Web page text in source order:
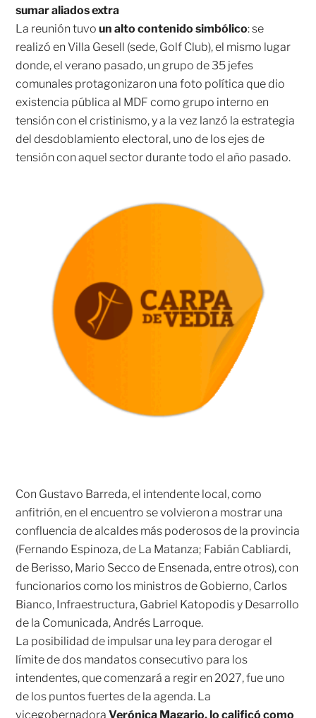
sumar aliados extra
La reunión tuvoun alto contenido simbólico: se
realizó en Villa Gesell (sede, Golf Club), el mismo lugar
donde, el verano pasado, un grupo de 35 jefes
comunales protagonizaron una foto política que dio
existencia pública al MDF como grupo interno en
tensión con el cristinismo, y a la vez lanzó la estrategia
del desdoblamiento electoral, uno de los ejes de
tensión con aquel sector durante todo el año pasado.
Con Gustavo Barreda, el intendente local, como
anfitrión, en el encuentro se volvieron a mostrar una
confluencia de alcaldes más poderosos de la provincia
(Fernando Espinoza, de La Matanza; Fabián Cabliardi,
de Berisso, Mario Secco de Ensenada, entre otros), con
funcionarios como los ministros de Gobierno, Carlos
Bianco, Infraestructura, Gabriel Katopodis y Desarrollo
de la Comunicada, Andrés Larroque.
La posibilidad de impulsar una ley para derogar el
límite de dos mandatos consecutivo para los
intendentes, que comenzará a regir en 2027, fue uno
de los puntos fuertes de la agenda. La
vicegobernadoraVerónica Magario, lo calificó como